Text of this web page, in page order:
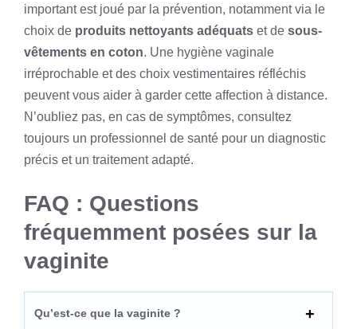
important est joué par la prévention, notamment via le
choix de produits nettoyants adéquats et de sous-
vêtements en coton. Une hygiène vaginale
irréprochable et des choix vestimentaires réfléchis
peuvent vous aider à garder cette affection à distance.
N’oubliez pas, en cas de symptômes, consultez
toujours un professionnel de santé pour un diagnostic
précis et un traitement adapté.
FAQ : Questions
fréquemment posées sur la
vaginite
Qu’est-ce que la vaginite ?